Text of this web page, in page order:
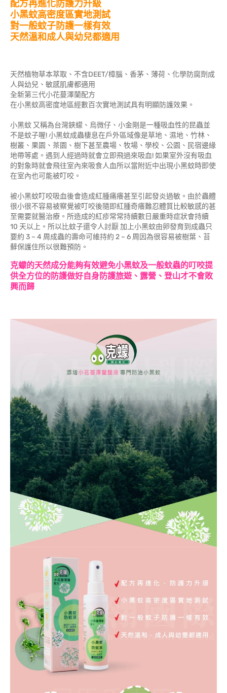
配方再進化防護力升級
小黑蚊高密度區實地測試
對一般蚊子防護一樣有效
天然溫和成人與幼兒都適用
天然植物草本萃取、不含DEET/樟腦、香茅、薄荷、化學防腐劑成
人與幼兒、敏感肌膚都適用
全新第三代小花蔓澤蘭配方
在小黑蚊高密度地區經數百次實地測試具有明顯防護效果。
小黑蚊 又稱為台灣鋏蠓、烏微仔、小金剛是一種吸血性的昆蟲並
不是蚊子喔! 小黑蚊成蟲棲息在戶外區域像是草地、濕地、竹林、
樹叢、果園、茶園、樹下甚至農場、牧場、學校、公園、民宿邊緣
地帶等處。遇到人經過時就會立即飛過來吸血! 如果室外沒有吸血
的對象時就會飛往室內來吸食人血所以當附近中出現小黑蚊時即使
在室內也可能被叮咬。
被小黑蚊叮咬吸血後會造成紅腫痛癢甚至引起發炎過敏。由於蟲體
很小很不容易被察覺被叮咬後隨即紅腫奇癢難忍體質比較敏感的甚
至需要就醫治療。所造成的紅疹常常持續數日嚴重時症狀會持續
10 天以上。所以比蚊子還令人討厭 加上小黑蚊由卵發育到成蟲只
要約 3 ~ 4 周成蟲的壽命可維持約 2 ~ 6 周因為很容易被樹葉、苔
蘚保護住所以很難預防。
克蠓的天然成分能夠有效避免小黑蚊及一般蚊蟲的叮咬提
供全方位的防護做好自身防護旅遊、露營、登山才不會敗
興而歸